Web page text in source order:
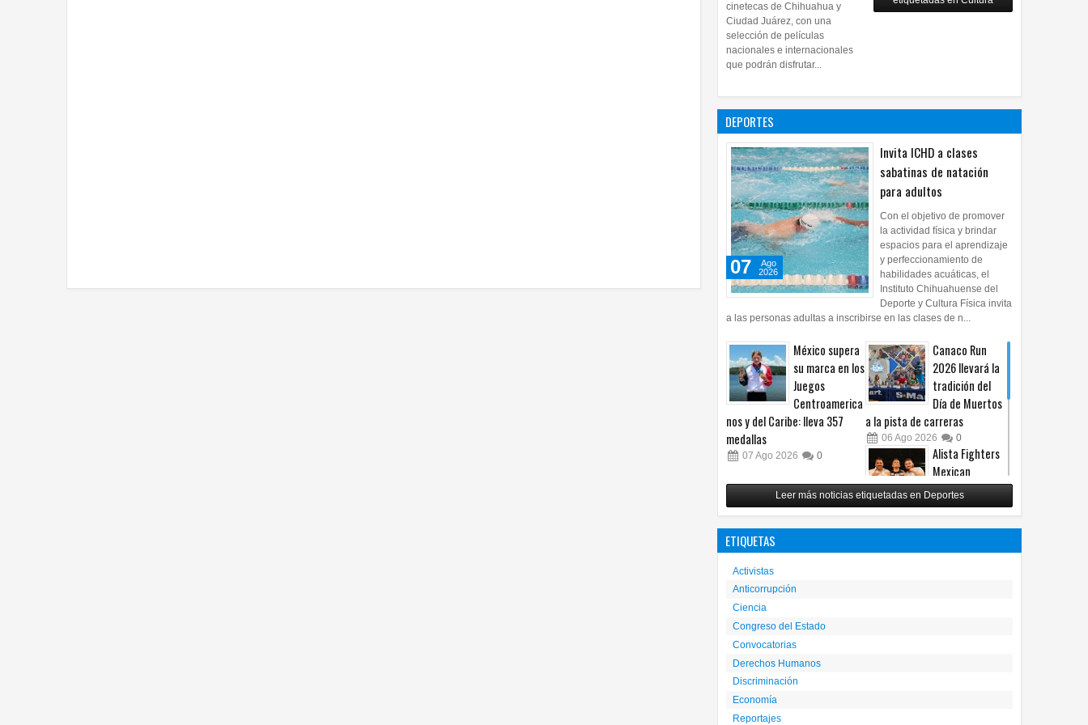
cinetecas de Chihuahua y
Ciudad Juárez, con una
selección de películas
nacionales e internacionales
que podrán disfrutar...
Copian
DEPORTES
Invita ICHD a clases
sabatinas de natación
para adultos
07
Ago
2026
Con el objetivo de promover
la actividad física y brindar
espacios para el aprendizaje
y perfeccionamiento de
habilidades acuáticas, el
Instituto Chihuahuense del
Deporte y Cultura Física invita
a las personas adultas a inscribirse en las clases de n...
México supera
su marca en los
Juegos
Centroamerica
nos y del Caribe: lleva 357
medallas
07 Ago 2026 0
Canaco Run
2026 llevará la
tradición del
Día de Muertos
a la pista de carreras
06 Ago 2026 0
Alista Fighters
Mexican
Promotions
posible regreso
con peleas en jaula
Reunirá Box de
peleadores de
municipios este fin de semana
30 Jul 2026
Leer más noticias etiquetadas en Deportes
ETIQUETAS
Activistas
Anticorrupción
Ciencia
Congreso del Estado
Convocatorias
Derechos Humanos
Discriminación
Economía
Reportajes